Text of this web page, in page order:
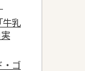
牛乳
・ゴ